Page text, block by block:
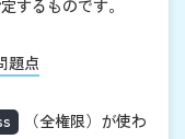
するものです。
題点
（全権限）が使わ